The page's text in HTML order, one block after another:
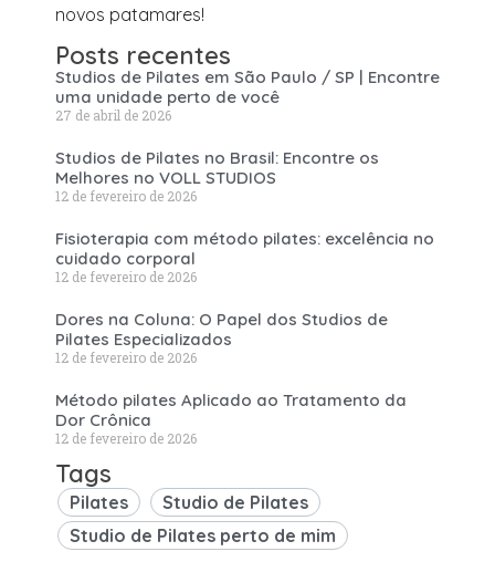
novos patamares!
Posts recentes
Studios de Pilates em São Paulo / SP | Encontre
uma unidade perto de você
27 de abril de 2026
Studios de Pilates no Brasil: Encontre os
Melhores no VOLL STUDIOS
12 de fevereiro de 2026
Fisioterapia com método pilates: excelência no
cuidado corporal
12 de fevereiro de 2026
Dores na Coluna: O Papel dos Studios de
Pilates Especializados
12 de fevereiro de 2026
Método pilates Aplicado ao Tratamento da
Dor Crônica
12 de fevereiro de 2026
Tags
Pilates
Studio de Pilates
Studio de Pilates perto de mim